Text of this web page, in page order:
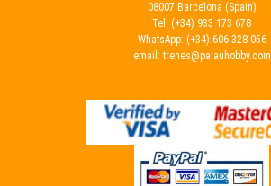
08007 Barcelona (Spain)
Tel. (+34) 933 173 678
WhatsApp: (+34) 606 328 056
email: trenes@palauhobby.com